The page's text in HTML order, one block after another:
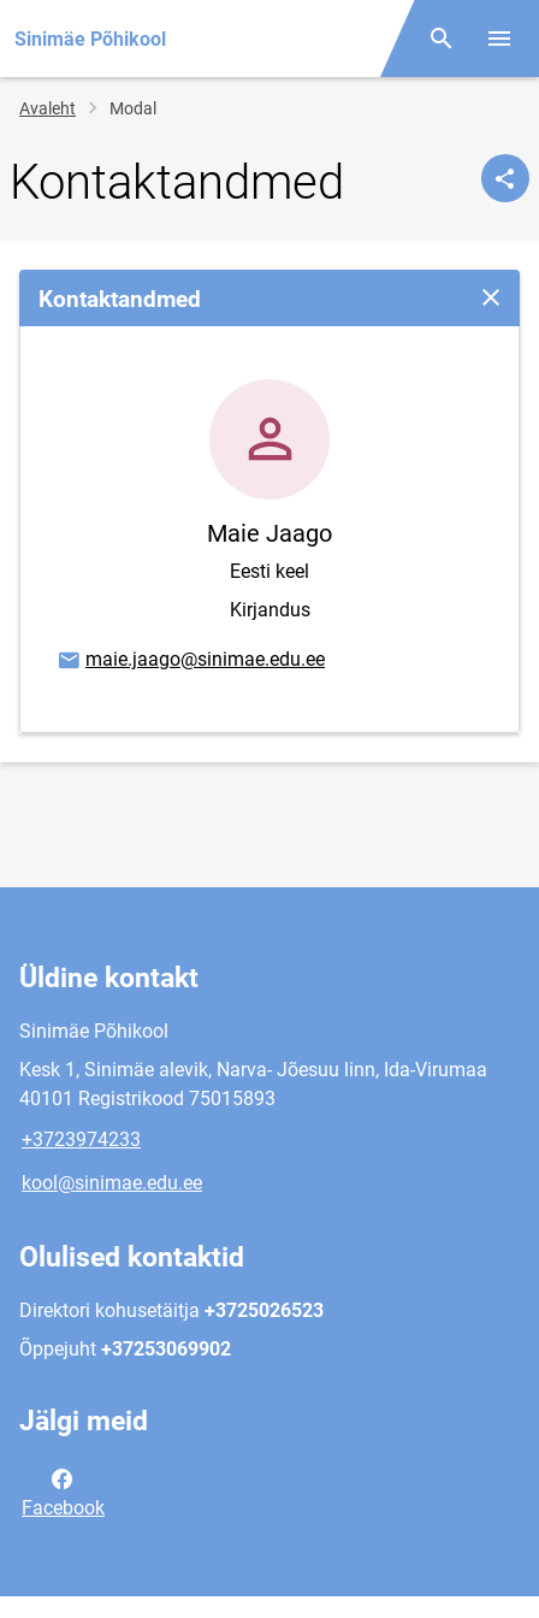
Sinimäe Põhikool Otsing
Jälglink
Avaleht Modal
Kontaktandmed
Kontaktandmed Sulge
Maie Jaago
Eesti keel
Kirjandus
E-posti aadress
maie.jaago@sinimae.edu.ee
Üldine kontakt
Sinimäe Põhikool
Kesk 1, Sinimäe alevik, Narva- Jõesuu linn, Ida-Virumaa
40101 Registrikood 75015893
+3723974233
kool@sinimae.edu.ee
Olulised kontaktid
Direktori kohusetäitja +3725026523
Õppejuht +37253069902
Jälgi meid
Facebook